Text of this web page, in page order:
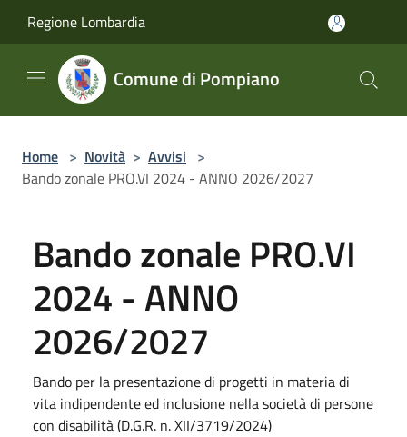
Regione Lombardia
Comune di Pompiano
Home > Novità > Avvisi >
Bando zonale PRO.VI 2024 - ANNO 2026/2027
Bando zonale PRO.VI
2024 - ANNO
2026/2027
Bando per la presentazione di progetti in materia di
vita indipendente ed inclusione nella società di persone
con disabilità (D.G.R. n. XII/3719/2024)